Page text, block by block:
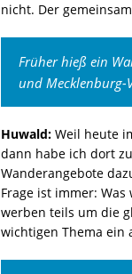
nicht. Der
Früher hieß ein
und Mecklenburg-
Huwald: Weil heute
dann habe ich dort
Wanderangebote
Frage ist immer:
werben teils um die
wichtigen Thema ein